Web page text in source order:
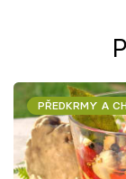
PŘEDKRMY A